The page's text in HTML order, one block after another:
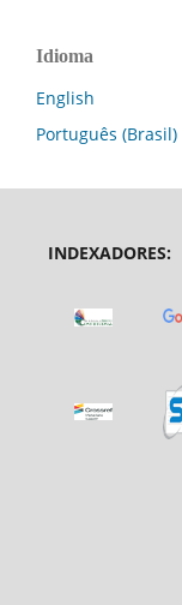
Idioma
English
Português (Brasil)
INDEXADORES: